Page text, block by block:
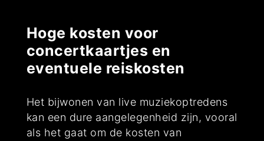
Hoge kosten voor
concertkaartjes en
eventuele reiskosten
Het bijwonen van live muziekoptredens
kan een dure aangelegenheid zijn, vooral
als het gaat om de kosten van